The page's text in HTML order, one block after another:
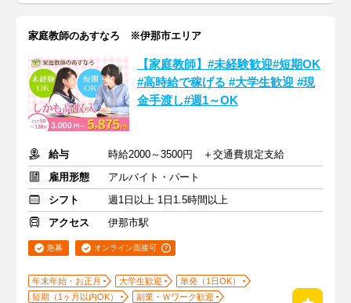
家庭教師のあすなろ ※伊那市エリア
【家庭教師】#未経験歓迎#短期OK
#高時給で稼げる #大学生歓迎 #現
金手渡し#週1～OK
給与
時給2000～3500円 ＋交通費規定支給
雇用形態
アルバイト・パート
シフト
週1日以上 1日1.5時間以上
アクセス
伊那市駅
急募 オンライン面接可
年末年始・お正月 大学生歓迎
単発（1日OK）
短期（1ヶ月以内OK）
副業・Ｗワーク歓迎